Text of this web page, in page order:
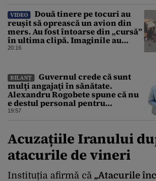
VIDEO
Două tinere pe tocuri au
reușit să oprească un avion din
mers. Au fost întoarse din „cursă”
în ultima clipă. Imaginile au
devenit virale
20:16
BILANȚ
Guvernul crede că sunt
mulţi angajaţi în sănătate.
Alexandru Rogobete spune că nu
e destul personal pentru
combaterea infecţiilor
19:57
Acuzațiile Iranului
atacurile de vineri
Instituția afirmă că „Atacurile